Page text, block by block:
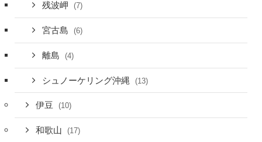
残波岬 (7)
宮古島 (6)
離島 (4)
シュノーケリング沖縄 (13)
伊豆 (10)
和歌山 (17)